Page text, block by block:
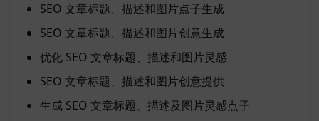
SEO 文章标题、描述和图片点子生成
SEO 文章标题、描述和图片创意生成
优化 SEO 文章标题、描述和图片灵感
SEO 文章标题、描述和图片创意提供
生成 SEO 文章标题、描述及图片灵感点子